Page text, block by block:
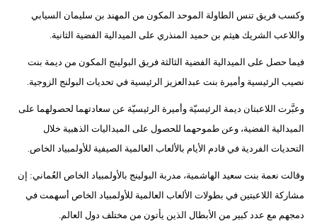
وكسب فريق تنس الطاولة الموحد المكون من المهند بن سليمان السيابي
واللاعب الشريك هيثم بن حميد المنذري على الميدالية الفضية الثانية.
فيما حصل على الميدالية الفضية الثالثة فريق البولينج المكون من ديمة بنت
نصيب الرئيسية وأميرة بنت عبدالعزيز الرئيسية في تحديات البولنج الزوجية.
وعبَّرت اللاعبتان ديمة الرئيسيّة وأميرة الرئيسيّة عن سعادتهما لحصولهما على
الميدالية الفضية، وعن طموحهما للحصول على الميداليات الذهبية خلال
التحديات الفردية في قادم الأيام بالألعاب العالمية الصيفية للأولمبياد الخاص.
وقالت نعمة بنت سعيد الهاشمية، مدربة البولينج بالأولمبياد الخاص العُماني: إن
مشاركة اللاعبتين في بطولات الألعاب العالمية للأولمبياد الخاص أسهمت في
دمجهم مع عدد كبير من الأبطال الذين يأتون من مختلف دول العالم.